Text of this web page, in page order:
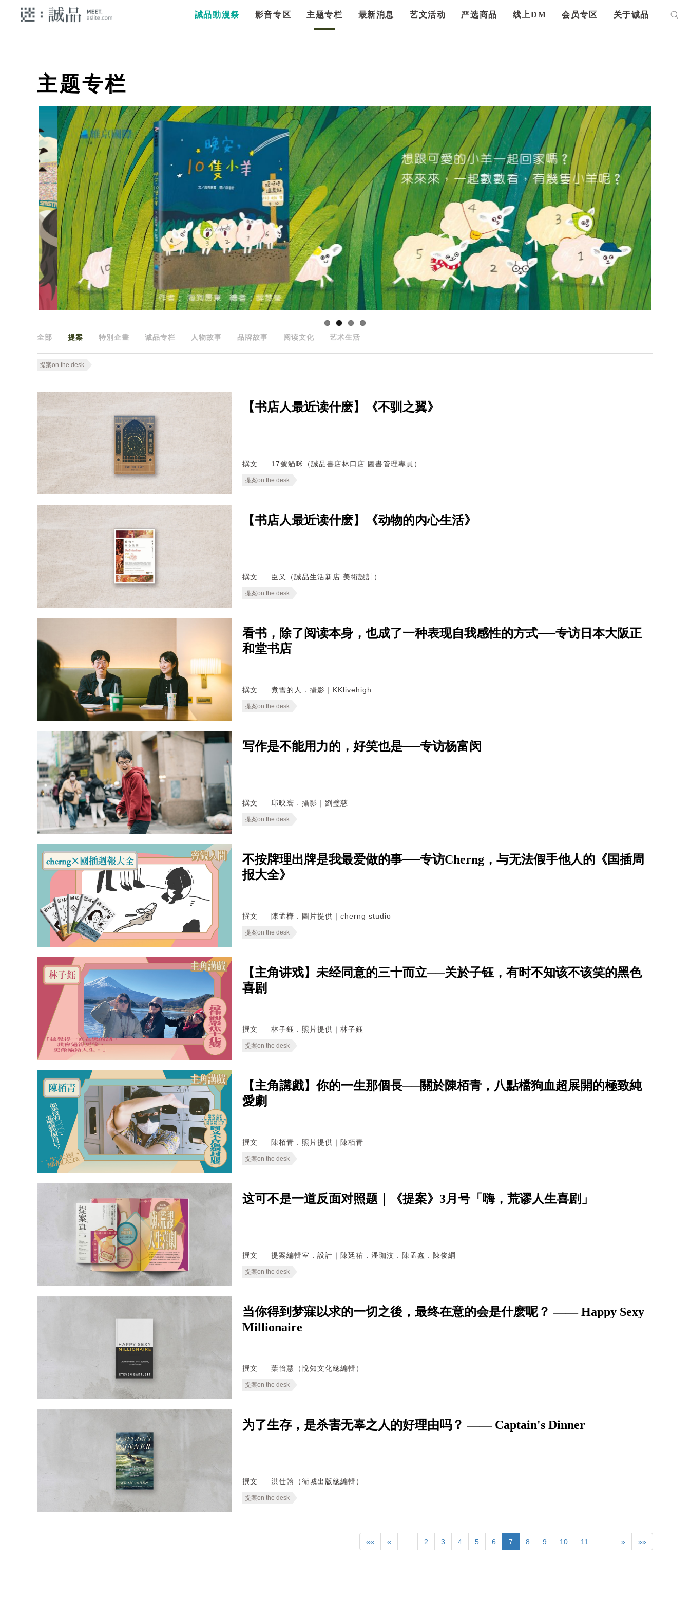
誠品動漫祭 影音专区 主题专栏 最新消息 艺文活动 严选商品 线上DM 会员专区 关于诚品
主题专栏
全部 提案 特別企畫 诚品专栏 人物故事 品牌故事 阅读文化 艺术生活
提案on the desk
【书店人最近读什麽】《不驯之翼》
撰文 17號貓咪（誠品書店林口店 圖書管理專員）
提案on the desk
【书店人最近读什麽】《动物的内心生活》
撰文 臣又（誠品生活新店 美術設計）
提案on the desk
看书，除了阅读本身，也成了一种表现自我感性的方式──专访日本大阪正
和堂书店
撰文 煮雪的人．攝影｜KKlivehigh
提案on the desk
写作是不能用力的，好笑也是──专访杨富闵
撰文 邱映寰．攝影｜劉璧慈
提案on the desk
不按牌理出牌是我最爱做的事──专访Cherng，与无法假手他人的《国插周
报大全》
撰文 陳孟樺．圖片提供｜cherng studio
提案on the desk
【主角讲戏】未经同意的三十而立──关於子钰，有时不知该不该笑的黑色
喜剧
撰文 林子鈺．照片提供｜林子鈺
提案on the desk
【主角講戲】你的一生那個長──關於陳栢青，八點檔狗血超展開的極致純
愛劇
撰文 陳栢青．照片提供｜陳栢青
提案on the desk
这可不是一道反面对照题｜《提案》3月号「嗨，荒谬人生喜剧」
撰文 提案編輯室．設計｜陳廷祐．潘珈汶．陳孟鑫．陳俊綱
提案on the desk
当你得到梦寐以求的一切之後，最终在意的会是什麽呢？ —— Happy Sexy
Millionaire
撰文 葉怡慧（悅知文化總編輯）
提案on the desk
为了生存，是杀害无辜之人的好理由吗？ —— Captain's Dinner
撰文 洪仕翰（衛城出版總編輯）
提案on the desk
«« « … 2 3 4 5 6 7 8 9 10 11 … » »»